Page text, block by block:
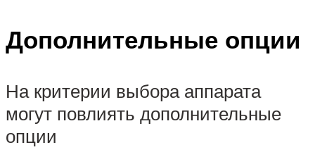
Дополнительные опции
На критерии выбора аппарата
могут повлиять дополнительные
опции